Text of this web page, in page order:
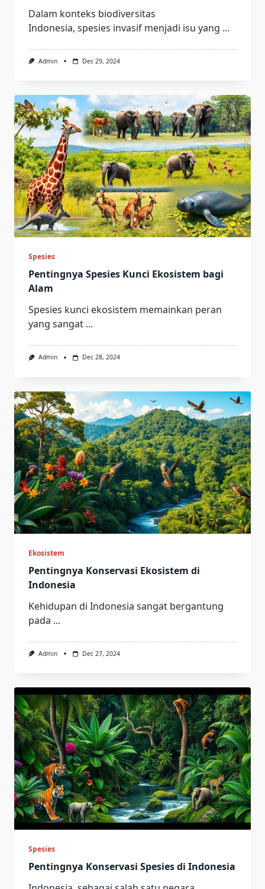
Dalam konteks biodiversitas
Indonesia, spesies invasif menjadi isu yang ...
Admin Dec 29, 2024
Spesies
Pentingnya Spesies Kunci Ekosistem bagi
Alam
Spesies kunci ekosistem memainkan peran
yang sangat ...
Admin Dec 28, 2024
Ekosistem
Pentingnya Konservasi Ekosistem di
Indonesia
Kehidupan di Indonesia sangat bergantung
pada ...
Admin Dec 27, 2024
Spesies
Pentingnya Konservasi Spesies di Indonesia